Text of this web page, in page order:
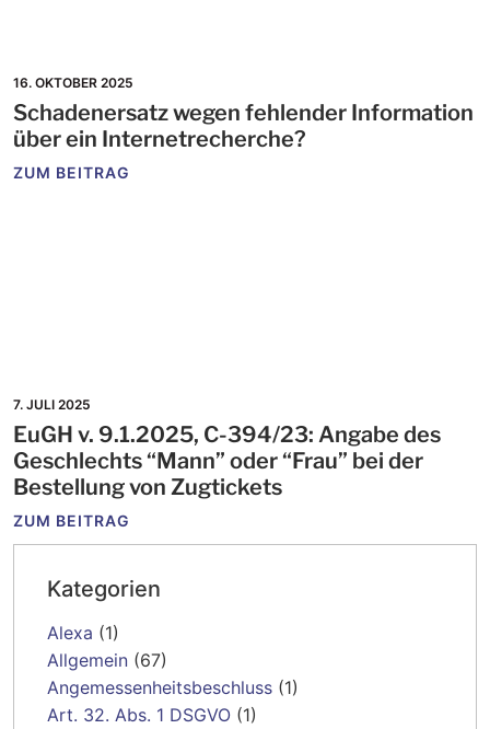
16. OKTOBER 2025
Schadenersatz wegen fehlender Information
über ein Internetrecherche?
ZUM BEITRAG
7. JULI 2025
EuGH v. 9.1.2025, C-394/23: Angabe des
Geschlechts “Mann” oder “Frau” bei der
Bestellung von Zugtickets
ZUM BEITRAG
Kategorien
Alexa (1)
Allgemein (67)
Angemessenheitsbeschluss (1)
Art. 32. Abs. 1 DSGVO (1)